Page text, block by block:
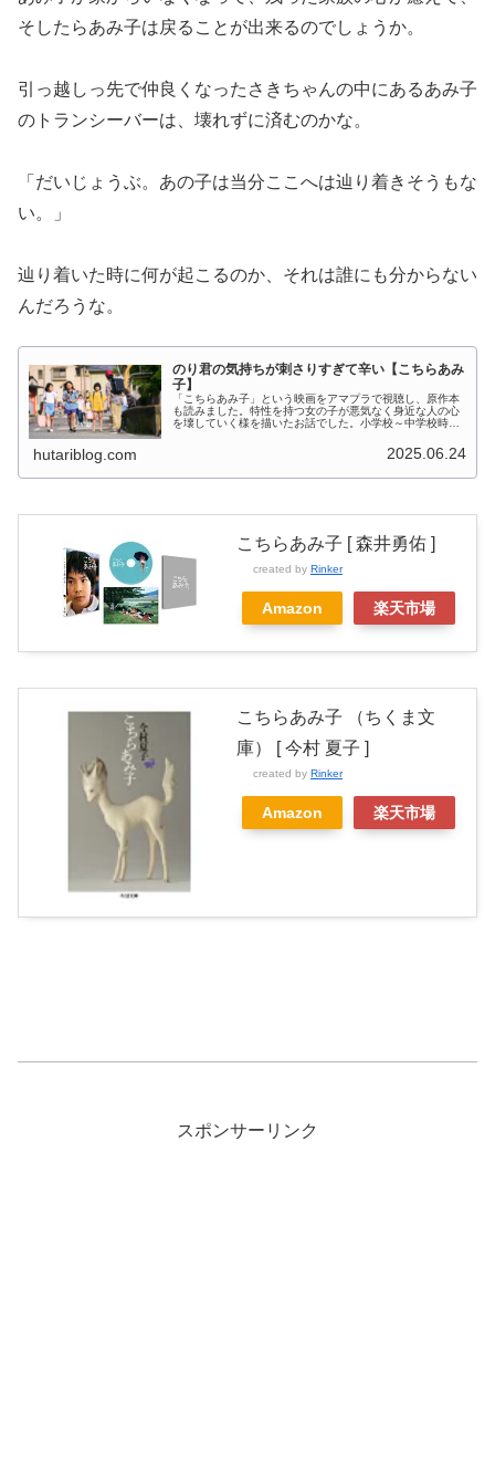
そしたらあみ子は戻ることが出来るのでしょうか。
引っ越しっ先で仲良くなったさきちゃんの中にあるあみ子
のトランシーバーは、壊れずに済むのかな。
「だいじょうぶ。あの子は当分ここへは辿り着きそうもな
い。」
辿り着いた時に何が起こるのか、それは誰にも分からない
んだろうな。
のり君の気持ちが刺さりすぎて辛い【こちらあみ
子】
「こちらあみ子」という映画をアマプラで視聴し、原作本
も読みました。特性を持つ女の子が悪気なく身近な人の心
を壊していく様を描いたお話でした。小学校～中学校時代
hutariblog.com 2025.06.24
こちらあみ子 [ 森井勇佑 ]
created by Rinker
Amazon 楽天市場
こちらあみ子 （ちくま文
庫） [ 今村 夏子 ]
created by Rinker
Amazon 楽天市場
スポンサーリンク